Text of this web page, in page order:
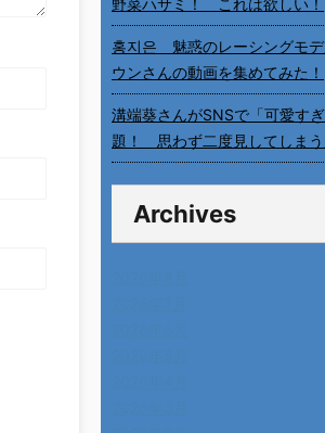
野菜ハサミ！ これは欲しい！
홍지은 魅惑のレーシングモ
ウンさんの動画を集めてみた！
溝端葵さんがSNSで「可愛す
題！ 思わず二度見してしまう
Archives